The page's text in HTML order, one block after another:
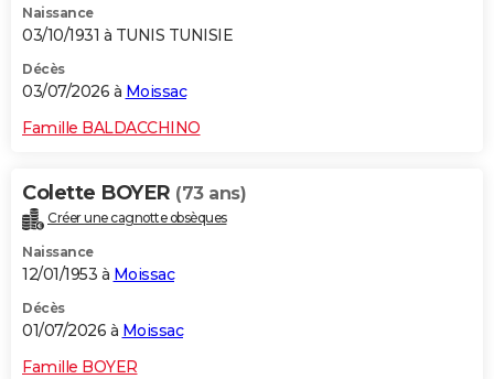
Naissance
03/10/1931 à TUNIS TUNISIE
Décès
03/07/2026 à Moissac
Famille BALDACCHINO
Colette BOYER (73 ans)
Créer une cagnotte obsèques
Naissance
12/01/1953 à Moissac
Décès
01/07/2026 à Moissac
Famille BOYER